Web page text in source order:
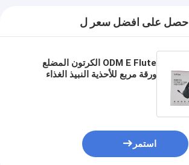
احصل على افضل سعر ل
ODM E Flute الكرتون المضلع
ورقة مربع للأحذية النبيذ الغذاء
استمر